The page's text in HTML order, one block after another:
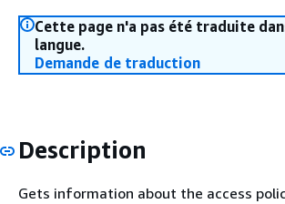
Cette page n'a pas été traduite
langue.
Demande de traduction
Description
Gets information about the access